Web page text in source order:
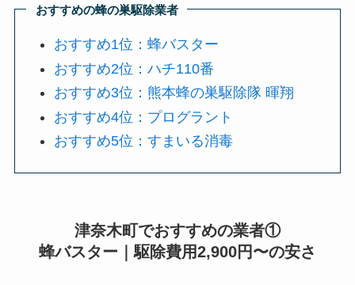
おすすめの蜂の巣駆除業者
おすすめ1位：蜂バスター
おすすめ2位：ハチ110番
おすすめ3位：熊本蜂の巣駆除隊 暉翔
おすすめ4位：プログラント
おすすめ5位：すまいる消毒
津奈木町でおすすめの業者①
蜂バスター｜駆除費用2,900円〜の安さ